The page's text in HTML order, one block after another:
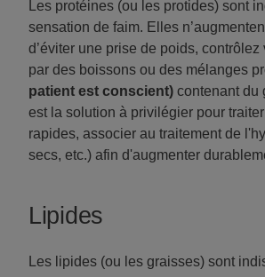
Les protéines (ou les protides) sont
sensation de faim. Elles
d’éviter une prise de poids,
par des boissons ou des mélanges
patient est conscient) contenant du
est la solution à privilégier pour
rapides, associer au traitement de
secs, etc.) afin d'augmenter
Lipides
Les lipides (ou les graisses) sont